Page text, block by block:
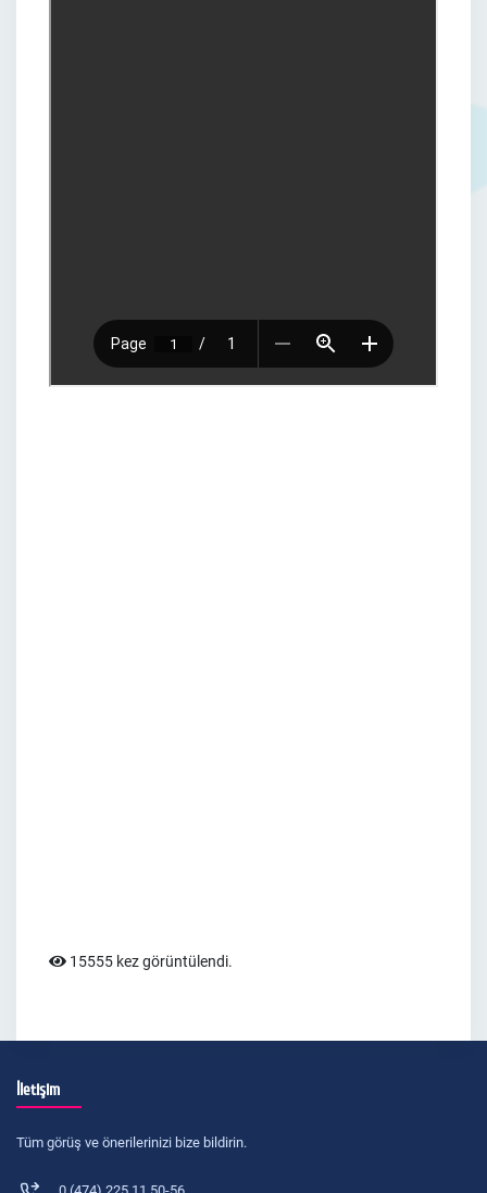
15555 kez görüntülendi.
İletişim
Tüm görüş ve önerilerinizi bize bildirin.